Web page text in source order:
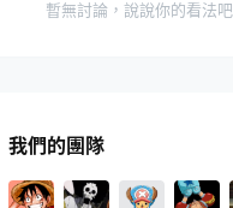
暫無討論，說說你的看法吧
我們的團隊